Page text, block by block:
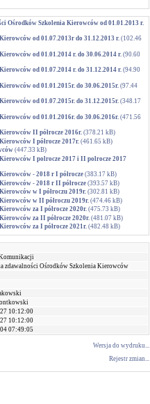
Ośrodków Szkolenia Kierowców od 01.01.2013 r.
od 01.07.2013r do 31.12.2013 r. (102.46
od 01.01.2014 r. do 30.06.2014 r. (90.60
od 01.07.2014 r. do 31.12.2014 r. (94.90
od 01.01.2015r. do 30.06.2015r. (97.44
od 01.07.2015r. do 31.12.2015r. (348.17
od 01.01.2016r. do 30.06.2016r. (471.56
II półrocze 2016r. (378.21 kB)
I półrocze 2017r. (461.65 kB)
(447.33 kB)
I polrocze 2017 i II polrocze 2017
- 2018 r I półrocze(383.17 kB)
- 2018 r II półrocze (393.57 kB)
w I półroczu 2019r. (302.81 kB)
w II półroczu 2019r. (474.46 kB)
za I półrocze 2020r.(475.73 kB)
za II półrocze 2020r. (481.07 kB)
za I półrocze 2021r.(482.48 kB)
zdawalności Ośrodków Szkolenia Kierowców
10:12:00
10:12:00
07:49:05
Wersja do wydruku...
Rejestr zmian...